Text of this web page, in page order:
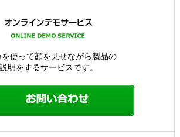
使って顔を見せながら製品の
説明をするサービスです。